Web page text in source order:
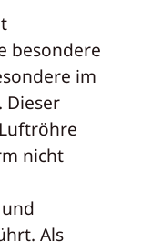
besondere
im
Dieser
nicht
Als